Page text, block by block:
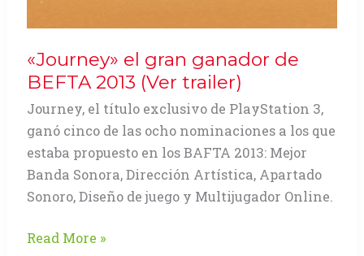
«Journey» el gran ganador de
BEFTA 2013 (Ver trailer)
Journey, el título exclusivo de PlayStation 3,
ganó cinco de las ocho nominaciones a los que
estaba propuesto en los BAFTA 2013: Mejor
Banda Sonora, Dirección Artística, Apartado
Sonoro, Diseño de juego y Multijugador Online.
«Journey»
Read More »